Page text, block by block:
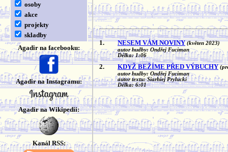
osoby
akce
projekty
skladby
Agadir na facebooku:
Agadir na Instagramu:
Agadir na Wikipedii:
Kanál RSS:
1. NESEM VÁM NOVINY (květen 2023)
autor hudby: Ondřej Fuciman
Délka: 1:06
2. KDYŽ BEŽÍME PŘED VÝBUCHY
autor hudby: Ondřej Fuciman
autor textu: Siarhiej Prylucki
Délka: 6:01